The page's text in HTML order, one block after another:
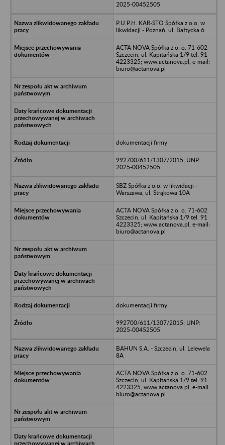
2025-00452505
P.U.P.H. KAR-STO Spółka z o.o. w
likwidacji - Poznań, ul. Bałtycka 6
ACTA NOVA Spółka z o. o. 71-602
Szczecin, ul. Kapitańska 1/9 tel. 91
4223325; www.actanova.pl, e-mail:
biuro@actanova.pl
dokumentacji firmy
992700/611/1307/2015; UNP:
2025-00452505
SBZ Spółka z o.o. w likwidacji -
Warszawa, ul. Strąkowa 10A
ACTA NOVA Spółka z o. o. 71-602
Szczecin, ul. Kapitańska 1/9 tel. 91
4223325; www.actanova.pl, e-mail:
biuro@actanova.pl
dokumentacji firmy
992700/611/1307/2015; UNP:
2025-00452505
BAHUN S.A. - Szczecin, ul. Lelewela
8A
ACTA NOVA Spółka z o. o. 71-602
Szczecin, ul. Kapitańska 1/9 tel. 91
4223325; www.actanova.pl, e-mail:
biuro@actanova.pl